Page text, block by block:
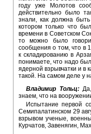
году уже Молотов
действительно было
знали, как должна
котором только что
времени в Советском
то можно было
сообщения о том, что в
к складированию в
понимаете, что надо
ядерной взрывчатки и в
такой. На самом деле у
Владимир Тольц:
знаем, что на
Испытание первой
Семипалатинском 29
взрывом ученые,
Курчатов, Завенягин,